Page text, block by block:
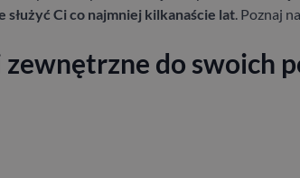
Ci co najmniej kilkanaście lat. Poznaj
do swoich